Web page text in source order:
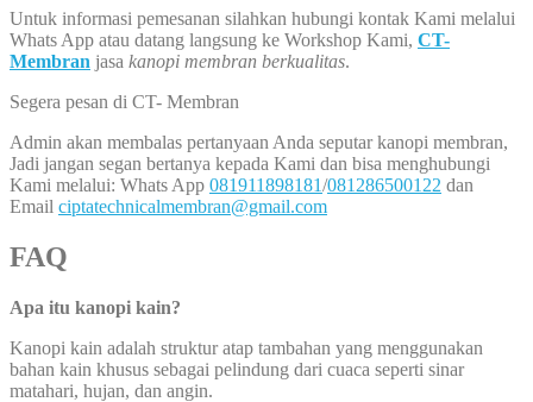
Untuk informasi pemesanan silahkan hubungi kontak Kami melalui
Whats App atau datang langsung ke Workshop Kami, CT-
Membran jasa kanopi membran berkualitas.
Segera pesan di CT- Membran
Admin akan membalas pertanyaan Anda seputar kanopi membran,
Jadi jangan segan bertanya kepada Kami dan bisa menghubungi
Kami melalui: Whats App 081911898181/081286500122 dan
Email ciptatechnicalmembran@gmail.com
FAQ
Apa itu kanopi kain?
Kanopi kain adalah struktur atap tambahan yang menggunakan
bahan kain khusus sebagai pelindung dari cuaca seperti sinar
matahari, hujan, dan angin.